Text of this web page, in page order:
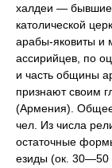
халдеи — бывшие
католической
арабы-яковиты и
ассирийцев, по
и часть общины
признают своим
(Армения). Общее
чел. Из числа
остаточные
езиды (ок. 30—50